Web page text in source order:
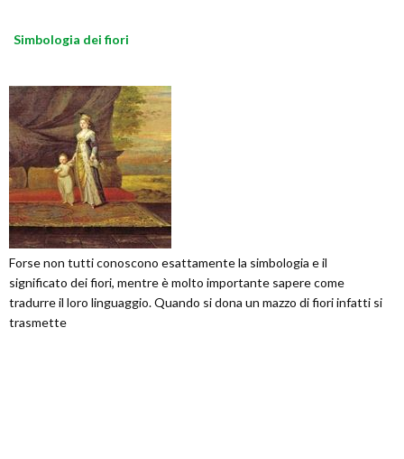
Simbologia dei fiori
Forse non tutti conoscono esattamente la simbologia e il
significato dei fiori, mentre è molto importante sapere come
tradurre il loro linguaggio. Quando si dona un mazzo di fiori infatti si
trasmette